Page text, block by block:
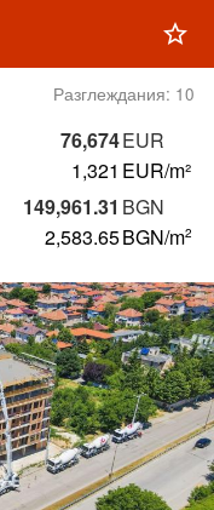
star_outline
Разглеждания: 10
76,674EUR
1,321 EUR/m²
149,961.31 BGN
2,583.65BGN/m2